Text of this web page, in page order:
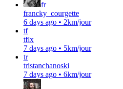
fr
francky_courgette
6 days ago • 2km/jour
tf
tflx
7 days ago • 5km/jour
tr
tristanchanoski
7 days ago • 6km/jour